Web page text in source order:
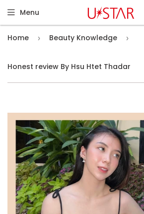
Menu
Home › Beauty Knowledge ›
Honest review By Hsu Htet Thadar